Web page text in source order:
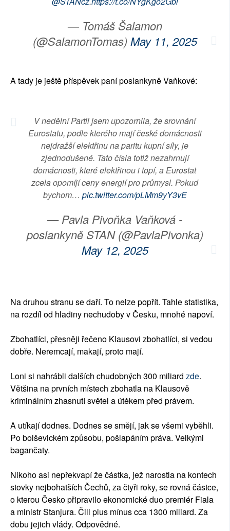
— Tomáš Šalamon
(@SalamonTomas) May 11, 2025
A tady je ještě příspěvek paní poslankyně Vaňkové:
V nedělní Partii jsem upozornila, že srovnání
Eurostatu, podle kterého mají české domácnosti
nejdražší elektřinu na paritu kupní síly, je
zjednodušené. Tato čísla totiž nezahrnují
domácnosti, které elektřinou i topí, a Eurostat
zcela opomíjí ceny energií pro průmysl. Pokud
bychom… pic.twitter.com/pLMm9yY3vE
— Pavla Pivoňka Vaňková -
poslankyně STAN (@PavlaPivonka)
May 12, 2025
Na druhou stranu se daří. To nelze popřít. Tahle statistika,
na rozdíl od hladiny nechudoby v Česku, mnohé napoví.
Zbohatlíci, přesněji řečeno Klausovi zbohatlíci, si vedou
dobře. Neremcají, makají, proto mají.
Loni si nahrábli dalších chudobných 300 miliard zde.
Většina na prvních místech zbohatla na Klausově
kriminálním zhasnutí světel a útěkem před právem.
A utíkají dodnes. Dodnes se smějí, jak se všemi vyběhli.
Po bolševickém způsobu, pošlapáním práva. Velkými
bagančaty.
Nikoho asi nepřekvapí že částka, jež narostla na kontech
stovky nejbohatších Čechů, za čtyři roky, se rovná částce,
o kterou Česko připravilo ekonomické duo premiér Fiala
a ministr Stanjura. Čili plus mínus cca 1300 miliard. Za
dobu jejich vlády. Odpovědné.